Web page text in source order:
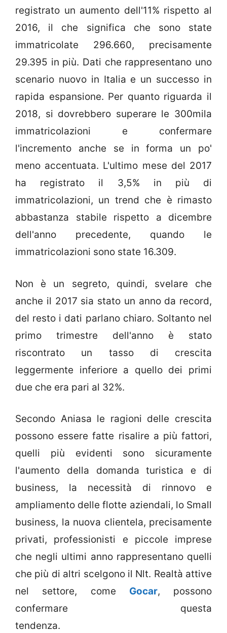
registrato un aumento dell'11% rispetto al
2016, il che significa che sono state
immatricolate 296.660, precisamente
29.395 in più. Dati che rappresentano uno
scenario nuovo in Italia e un successo in
rapida espansione. Per quanto riguarda il
2018, si dovrebbero superare le 300mila
immatricolazioni e confermare
l'incremento anche se in forma un po'
meno accentuata. L'ultimo mese del 2017
ha registrato il 3,5% in più di
immatricolazioni, un trend che è rimasto
abbastanza stabile rispetto a dicembre
dell'anno precedente, quando le
immatricolazioni sono state 16.309.
Non è un segreto, quindi, svelare che
anche il 2017 sia stato un anno da record,
del resto i dati parlano chiaro. Soltanto nel
primo trimestre dell'anno è stato
riscontrato un tasso di crescita
leggermente inferiore a quello dei primi
due che era pari al 32%.
Secondo Aniasa le ragioni delle crescita
possono essere fatte risalire a più fattori,
quelli più evidenti sono sicuramente
l'aumento della domanda turistica e di
business, la necessità di rinnovo e
ampliamento delle flotte aziendali, lo Small
business, la nuova clientela, precisamente
privati, professionisti e piccole imprese
che negli ultimi anno rappresentano quelli
che più di altri scelgono il Nlt. Realtà attive
nel settore, come Gocar, possono
confermare questa
tendenza.